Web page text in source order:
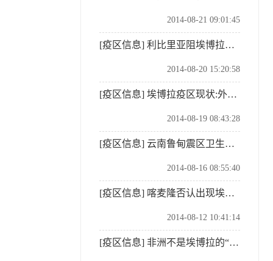
2014-08-21 09:01:45
[疫区信息] 利比里亚阻埃博拉扩散实施宵禁并隔离贫民区
2014-08-20 15:20:58
[疫区信息] 埃博拉疫区现状:外国人不断逃离 公共场所冷清
2014-08-19 08:43:28
[疫区信息] 云南鲁甸震区卫生防疫压力加大
2014-08-16 08:55:40
[疫区信息] 喀麦隆否认出现埃博拉疑似病例传言
2014-08-12 10:41:14
[疫区信息] 非洲不是埃博拉的“孤岛”